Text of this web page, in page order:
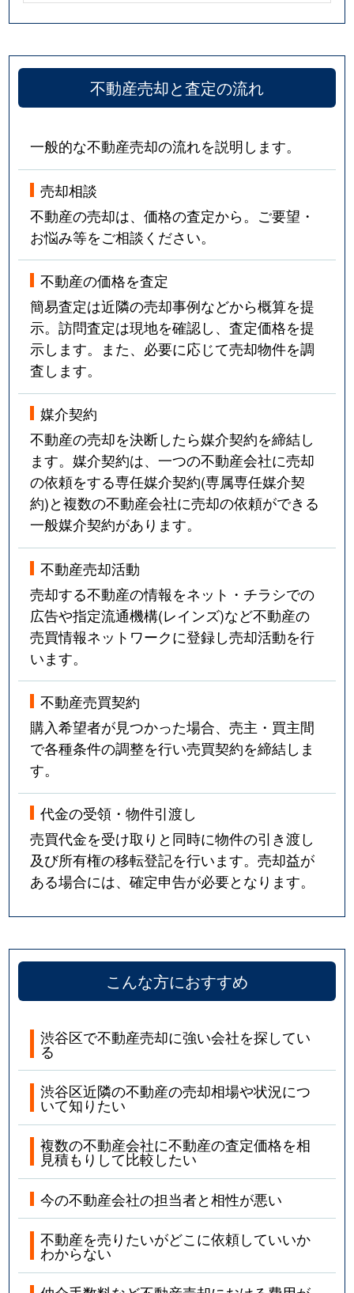
不動産売却と査定の流れ
一般的な不動産売却の流れを説明します。
売却相談
不動産の売却は、価格の査定から。ご要望・
お悩み等をご相談ください。
不動産の価格を査定
簡易査定は近隣の売却事例などから概算を提
示。訪問査定は現地を確認し、査定価格を提
示します。また、必要に応じて売却物件を調
査します。
媒介契約
不動産の売却を決断したら媒介契約を締結し
ます。媒介契約は、一つの不動産会社に売却
の依頼をする専任媒介契約(専属専任媒介契
約)と複数の不動産会社に売却の依頼ができる
一般媒介契約があります。
不動産売却活動
売却する不動産の情報をネット・チラシでの
広告や指定流通機構(レインズ)など不動産の
売買情報ネットワークに登録し売却活動を行
います。
不動産売買契約
購入希望者が見つかった場合、売主・買主間
で各種条件の調整を行い売買契約を締結しま
す。
代金の受領・物件引渡し
売買代金を受け取りと同時に物件の引き渡し
及び所有権の移転登記を行います。売却益が
ある場合には、確定申告が必要となります。
こんな方におすすめ
渋谷区で不動産売却に強い会社を探してい
る
渋谷区近隣の不動産の売却相場や状況につ
いて知りたい
複数の不動産会社に不動産の査定価格を相
見積もりして比較したい
今の不動産会社の担当者と相性が悪い
不動産を売りたいがどこに依頼していいか
わからない